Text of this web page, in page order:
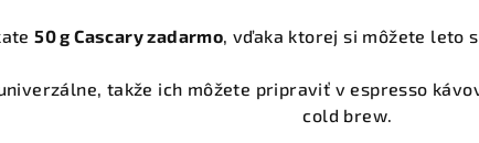
50 g Cascary zadarmo, vďaka ktorej si môžete leto
takže ich môžete pripraviť v espresso
cold brew.